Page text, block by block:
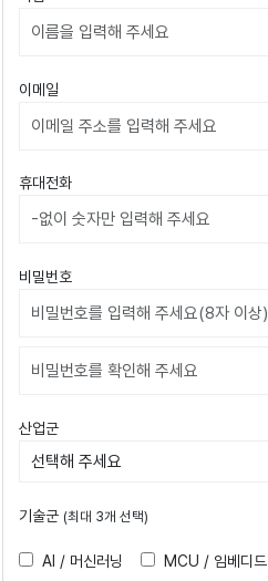
이메일
휴대전화
비밀번호
비밀번호확인
산업군
기술군 (최대 3개 선택)
AI / 머신러닝 MCU / 임베디드